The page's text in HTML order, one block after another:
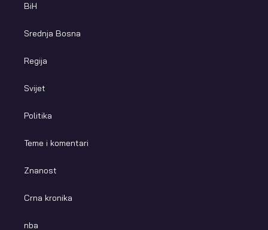
BiH
Srednja Bosna
Regija
Svijet
Politika
Teme i komentari
Znanost
Crna kronika
nba